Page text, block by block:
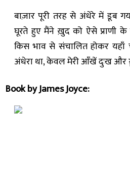
बाज़ार पूरी तरह से अंधेरे में डूब
घूरते हुए मैंने ख़ुद को ऐसे प्राणी के
किस भाव से संचालित होकर
अंधेरा था, केवल मेरी आँखें दुःख और
Book by James Joyce: